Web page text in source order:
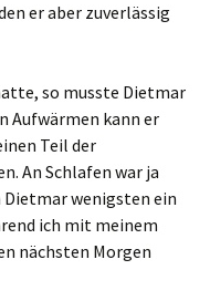
er aber zuverlässig
so musste Dietmar
Aufwärmen kann er
Teil der
An Schlafen war ja
Dietmar wenigsten ein
ich mit meinem
nächsten Morgen